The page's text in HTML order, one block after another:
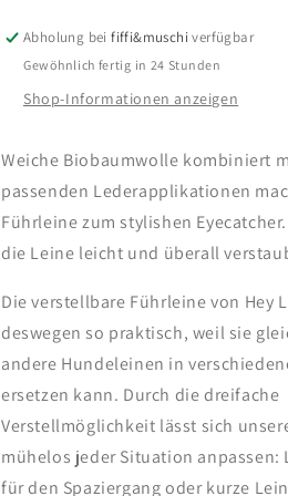
Abholung beififfi&muschiverfügbar
Gewöhnlich fertig in 24 Stunden
Shop-Informationen anzeigen
Weiche Biobaumwolle kombiniert
passenden Lederapplikationen
Führleine zum stylishen
die Leine leicht und überall
Die verstellbare Führleine von Hey
deswegen so praktisch, weil sie
andere Hundeleinen in
ersetzen kann. Durch die dreifache
Verstellmöglichkeit lässt sich
mühelos jeder Situation anpassen:
für den Spaziergang oder kurze